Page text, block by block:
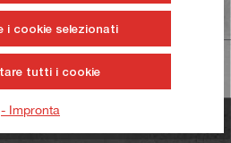
dei prodotti
i cookie selezionati
tutti i cookie
- Impronta